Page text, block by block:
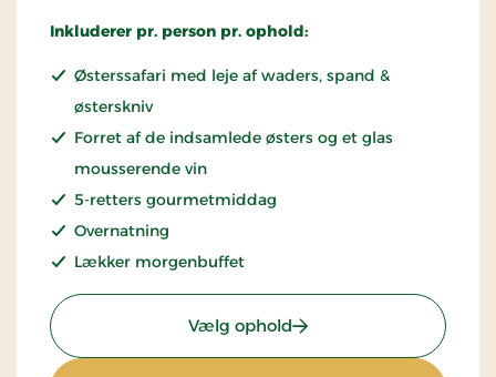
Inkluderer pr. person pr. ophold:
Østerssafari med leje af waders, spand &
østerskniv
Forret af de indsamlede østers og et glas
mousserende vin
5-retters gourmetmiddag
Overnatning
Lækker morgenbuffet
Vælg ophold: Østersophold